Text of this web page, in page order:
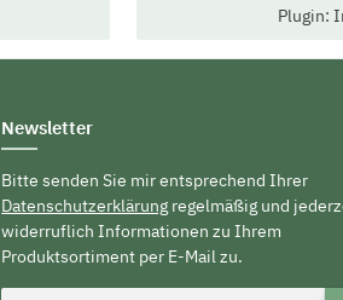
Plugin:
Newsletter
Bitte senden Sie mir entsprechend Ihrer
Datenschutzerklärung regelmäßig und
widerruflich Informationen zu Ihrem
Produktsortiment per E-Mail zu.